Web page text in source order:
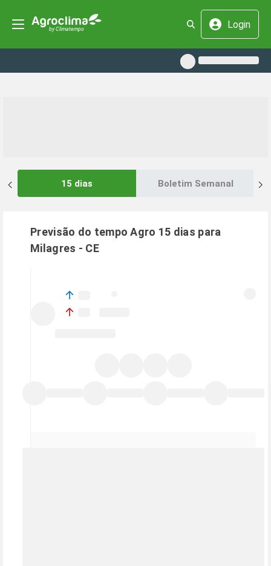
Login
15 dias Boletim Semanal
Previsão do tempo Agro 15 dias para
Milagres - CE